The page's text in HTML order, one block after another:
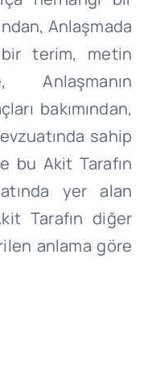
Anlaşmada
bir terim, metin
Anlaşmanın
bakımından,
sahip
bu Akit Tarafın
yer alan
Tarafın diğer
anlama göre